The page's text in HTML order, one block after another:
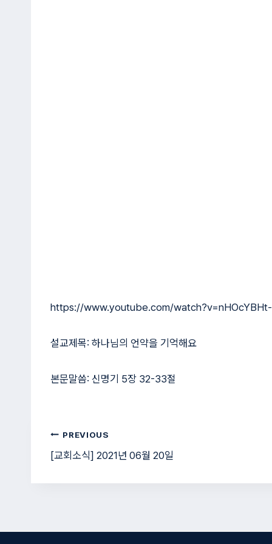
https://www.youtube.com/
설교제목: 하나님의 언약을 기억해요
본문말씀: 신명기 5장 32-33절
글
탐
색
PREVIOUS
[교회소식] 2021년 06월 20일